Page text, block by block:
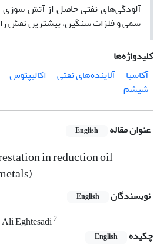
آلودگی‌های نفتی حاصل از آتش
سمی و فلزات سنگین، بیشترین نقش
کلیدواژه‌ها
آکاسیا
آلاینده‌های نفتی اکالیپتوس
شیشم
عنوان مقاله English
in reduction oil
نویسندگان English
Ali Eghtesadi2
چکیده English